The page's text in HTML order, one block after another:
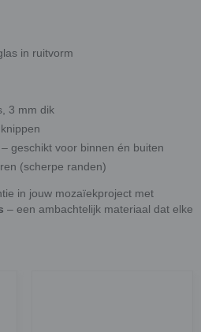
in ruitvorm
3 mm dik
geschikt voor binnen én buiten
(scherpe randen)
in jouw mozaïekproject met
– een ambachtelijk materiaal dat elke